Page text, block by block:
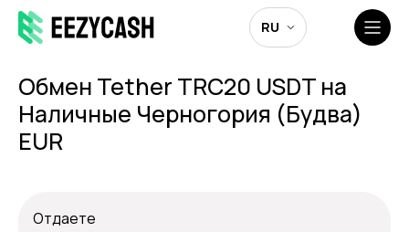
RU
Обмен Tether TRC20 USDT на
Наличные Черногория (Будва)
EUR
Отдаете